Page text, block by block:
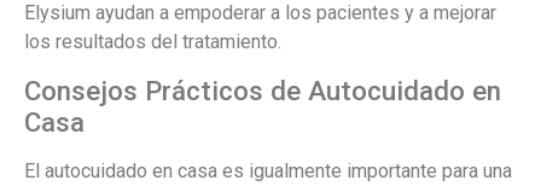
Elysium ayudan a empoderar a los pacientes y a mejorar
los resultados del tratamiento.
Consejos Prácticos de Autocuidado en
Casa
El autocuidado en casa es igualmente importante para una